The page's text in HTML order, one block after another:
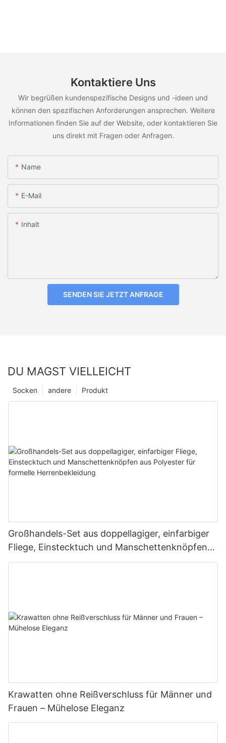
Kontaktiere Uns
Wir begrüßen kundenspezifische Designs und -ideen und
können den spezifischen Anforderungen ansprechen. Weitere
Informationen finden Sie auf der Website, oder kontaktieren Sie
uns direkt mit Fragen oder Anfragen.
Name
E-Mail
Inhalt
SENDEN SIE JETZT ANFRAGE
DU MAGST VIELLEICHT
Produkt
andere
Socken
Großhandels-Set aus doppellagiger, einfarbiger
Fliege, Einstecktuch und Manschettenknöpfen
aus Polyester für formelle Herrenbekleidung
Krawatten ohne Reißverschluss für Männer und
Frauen – Mühelose Eleganz